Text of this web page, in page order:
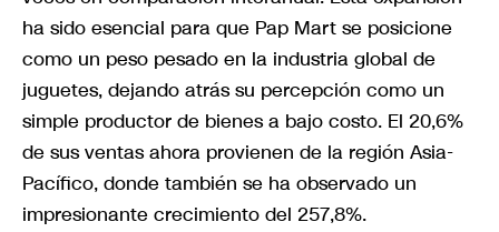
ha sido esencial para que Pap Mart se posicione
como un peso pesado en la industria global de
juguetes, dejando atrás su percepción como un
simple productor de bienes a bajo costo. El 20,6%
de sus ventas ahora provienen de la región Asia-
Pacífico, donde también se ha observado un
impresionante crecimiento del 257,8%.